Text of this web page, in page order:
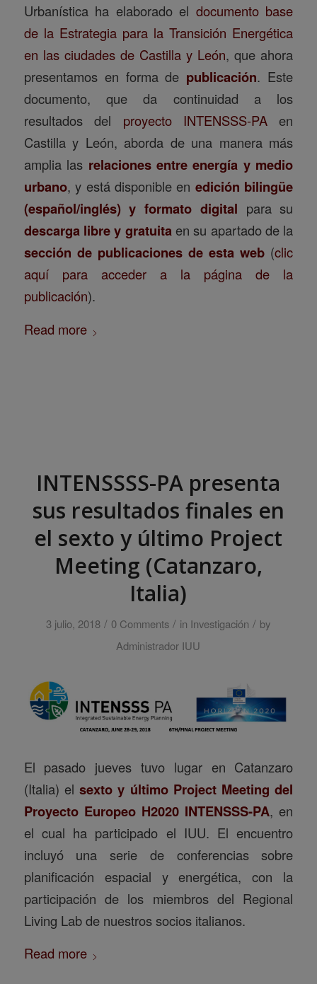
Urbanística ha elaborado el documento base
de la Estrategia para la Transición Energética
en las ciudades de Castilla y León, que ahora
presentamos en forma de publicación. Este
documento, que da continuidad a los
resultados del proyecto INTENSSS-PAen
Castilla y León, aborda de una manera más
amplia las relaciones entre energía y medio
urbano, y está disponible en edición bilingüe
(español/inglés) y formato digital para su
descarga libre y gratuita en su apartado de la
sección de publicaciones de esta web (clic
aquí para acceder a la página de la
publicación).
Read more
INTENSSSS-PA presenta
sus resultados finales en
el sexto y último Project
Meeting (Catanzaro,
Italia)
3 julio, 2018 / 0 Comments / in Investigación / by
Administrador IUU
El pasado jueves tuvo lugar en Catanzaro
(Italia) elsexto y último Project Meeting del
Proyecto Europeo H2020 INTENSSS-PA, en
el cual ha participado el IUU. El encuentro
incluyó una serie de conferencias sobre
planificación espacial y energética, con la
participación de los miembros del Regional
Living Lab de nuestros socios italianos.
Read more